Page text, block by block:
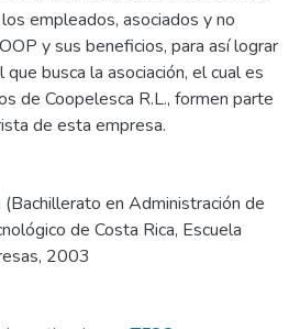
empleados, asociados y no
y sus beneficios, para así lograr
busca la asociación, el cual es
de Coopelesca R.L., formen parte
de esta empresa.
en Administración de
de Costa Rica, Escuela
2003